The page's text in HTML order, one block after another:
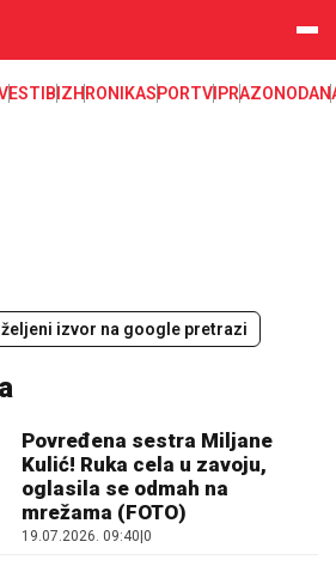
BIZHRONIKASPORTVIPRAZONODA
željeni izvor na google pretrazi
Povređena sestra Miljane
Kulić! Ruka cela u zavoju,
oglasila se odmah na
mrežama (FOTO)
19.07.2026. 09:40 0